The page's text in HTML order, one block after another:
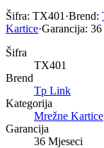
Šifra: TX401 ·Brend:
Kartice·Garancija: 36
Šifra
TX401
Brend
Tp Link
Kategorija
Mrežne Kartice
Garancija
36 Mjeseci